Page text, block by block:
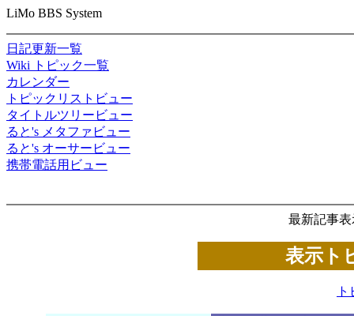
LiMo BBS System
日記更新一覧
Wiki トピック一覧
カレンダー
トピックリストビュー
タイトルツリービュー
ると's メタファビュー
ると's オーサービュー
携帯電話用ビュー
最新記事
表示ト